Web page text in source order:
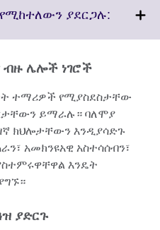
More
ያደርጋሉ: Click
ሌሎች ነገሮች
ተማሪዎች የሚያስደስታቸው
ይማራሉ። ባለሞያ
ክህሎታቸውን እንዲያሳድጉ
አመክንዩአዊ አስተሳሰብን፣
እንዴት
ያድርጉ